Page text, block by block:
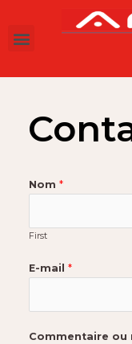
Nom *
First
E-mail *
Commentaire ou